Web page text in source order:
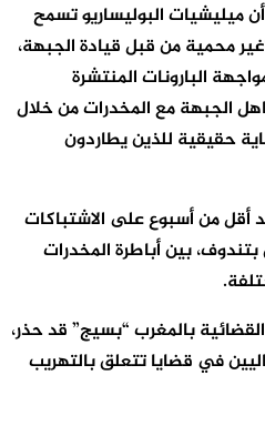
ميليشيات البوليساريو تسمح
محمية من قبل قيادة الجبهة،
البارونات المنتشرة
الجبهة مع المخدرات من خلال
حقيقية للذين يطاردون
أقل من أسبوع على الاشتباكات
بين أباطرة المخدرات
بالمغرب “بسيج” قد حذر،
في قضايا تتعلق بالتهريب